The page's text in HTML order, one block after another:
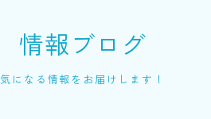
情報ブログ
気になる情報をお届けします！